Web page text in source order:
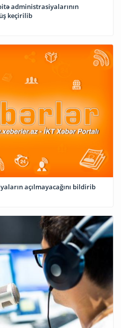
administrasiyalarının
keçirilib
açılmayacağını bildirib